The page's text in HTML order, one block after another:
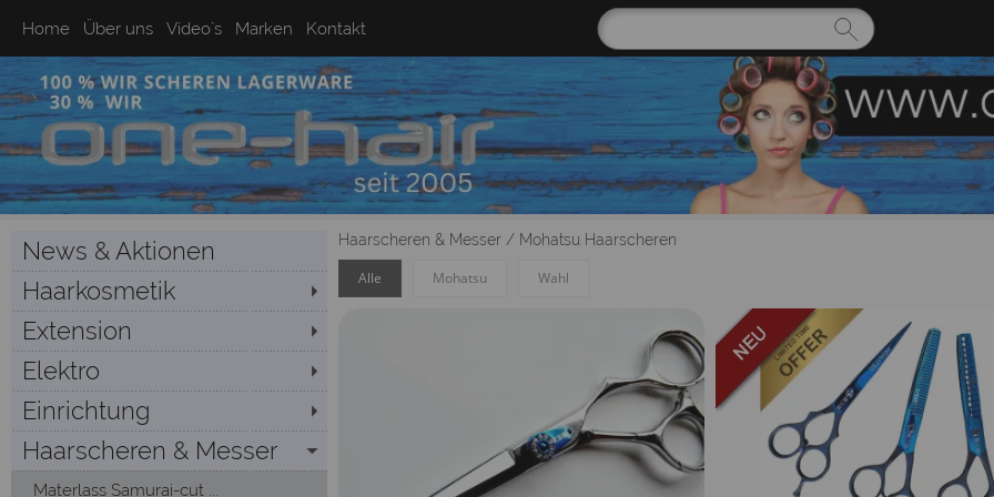
Home Über uns Video`s Marken Kontakt
News & Aktionen
Haarkosmetik
Extension
Elektro
Einrichtung
Haarscheren & Messer
Materlass Samurai-cut ...
Haarscheren & Messer / Mohatsu Haarscheren
Alle Mohatsu Wahl